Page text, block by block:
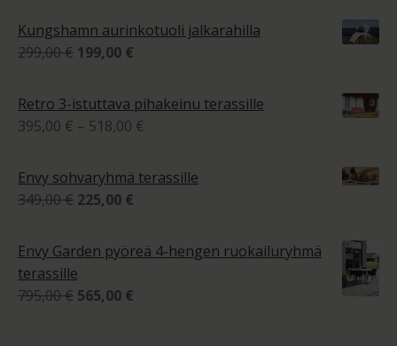
4.00
525,00 €
Kungshamn aurinkotuoli jalkarahilla
299,00€ Alkuperäinen
oli:
299,00 €.
199,00 €
on:
199,00 €.
Retro 3-istuttava pihakeinu terassille
395,00 € – 518,00 €
Envy sohvaryhmä terassille
349,00€ Alkuperäinen
oli:
349,00 €.
225,00 €
on:
Envy Garden pyöreä 4-hengen ruokailuryhmä
terassille
795,00€ Alkuperäinen
565,00 €